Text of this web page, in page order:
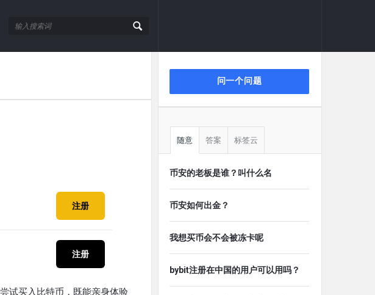
注册
注册
试买入比特币，既能亲身体验
问一个问题
随意 答案 标签云
币安的老板是谁？叫什么名
币安如何出金？
我想买币会不会被冻卡呢
bybit注册在中国的用户可以用吗？